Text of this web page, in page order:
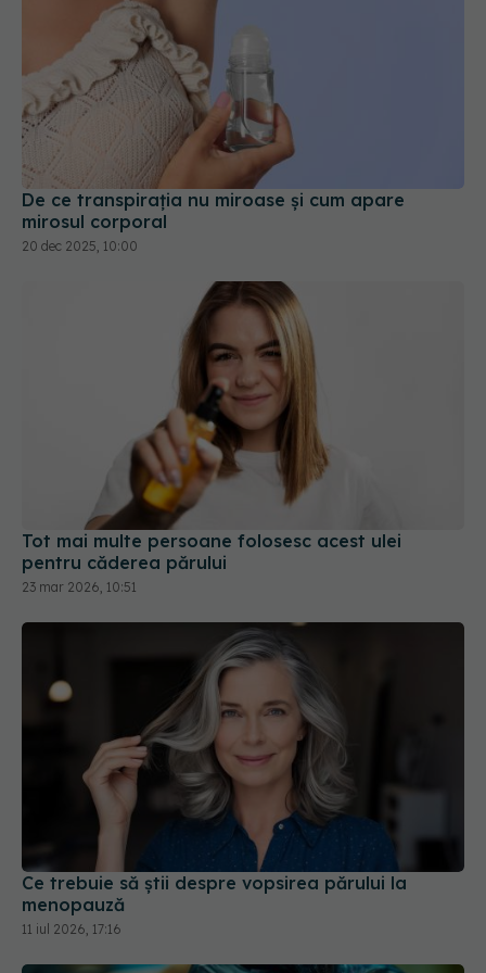
De ce transpirația nu miroase și cum apare
mirosul corporal
20 dec 2025, 10:00
Tot mai multe persoane folosesc acest ulei
pentru căderea părului
23 mar 2026, 10:51
Ce trebuie să știi despre vopsirea părului la
menopauză
11 iul 2026, 17:16